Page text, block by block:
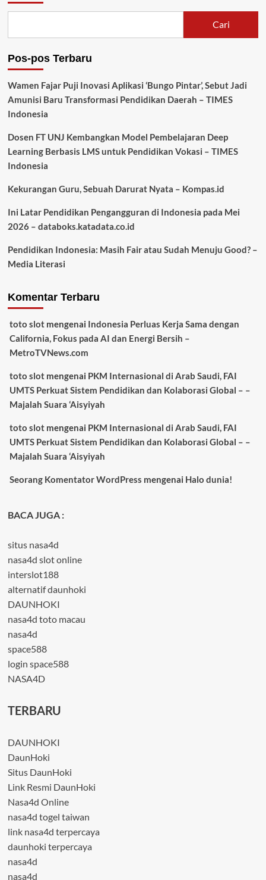
Cari
Pos-pos Terbaru
Wamen Fajar Puji Inovasi Aplikasi ‘Bungo Pintar’, Sebut Jadi
Amunisi Baru Transformasi Pendidikan Daerah – TIMES
Indonesia
Dosen FT UNJ Kembangkan Model Pembelajaran Deep
Learning Berbasis LMS untuk Pendidikan Vokasi – TIMES
Indonesia
Kekurangan Guru, Sebuah Darurat Nyata – Kompas.id
Ini Latar Pendidikan Pengangguran di Indonesia pada Mei
2026 – databoks.katadata.co.id
Pendidikan Indonesia: Masih Fair atau Sudah Menuju Good? –
Media Literasi
Komentar Terbaru
toto slotmengenai Indonesia Perluas Kerja Sama dengan
California, Fokus pada AI dan Energi Bersih –
MetroTVNews.com
toto slotmengenai PKM Internasional di Arab Saudi, FAI
UMTS Perkuat Sistem Pendidikan dan Kolaborasi Global – –
Majalah Suara ‘Aisyiyah
toto slotmengenai PKM Internasional di Arab Saudi, FAI
UMTS Perkuat Sistem Pendidikan dan Kolaborasi Global – –
Majalah Suara ‘Aisyiyah
Seorang Komentator WordPress mengenai Halo dunia!
BACA JUGA :
situs nasa4d
nasa4d slot online
interslot188
alternatif daunhoki
DAUNHOKI
nasa4d toto macau
nasa4d
space588
login space588
NASA4D
TERBARU
DAUNHOKI
DaunHoki
Situs DaunHoki
Link Resmi DaunHoki
Nasa4d Online
nasa4d togel taiwan
link nasa4d terpercaya
daunhoki terpercaya
nasa4d
nasa4d